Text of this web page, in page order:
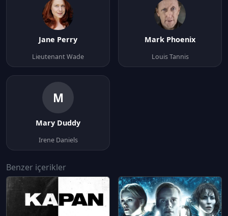
Jane Perry
Lieutenant Wade
Mark Phoenix
Louis Tannis
M
Mary Duddy
Irene Daniels
Benzer içerikler